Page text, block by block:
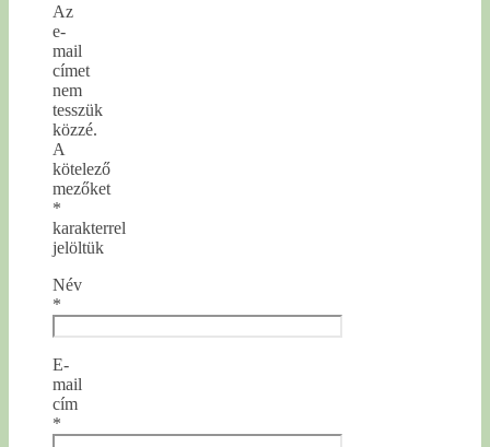
Az
e-
mail
címet
nem
tesszük
közzé.
A
kötelező
mezőket
*
karakterrel
jelöltük
Név
*
E-
mail
cím
*